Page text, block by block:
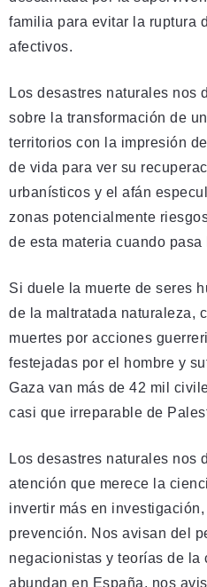
familia para evitar la ruptura
afectivos.
Los desastres naturales nos
sobre la transformación de
territorios con la impresión
de vida para ver su
urbanísticos y el afán
zonas potencialmente
de esta materia cuando pasa
Si duele la muerte de seres
de la maltratada naturaleza,
muertes por acciones
festejadas por el hombre y
Gaza van más de 42 mil
casi que irreparable de
Los desastres naturales nos
atención que merece la
invertir más en
prevención. Nos avisan del
negacionistas y teorías de la
abundan en España, nos